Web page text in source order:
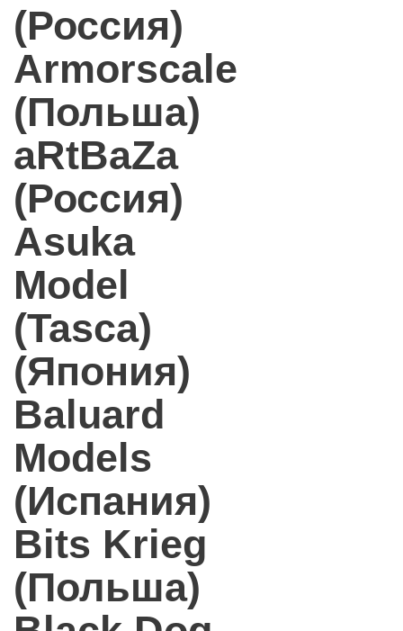
(Россия)
Armorscale
(Польша)
aRtBaZa
(Россия)
Asuka
Model
(Tasca)
(Япония)
Baluard
Models
(Испания)
Bits Krieg
(Польша)